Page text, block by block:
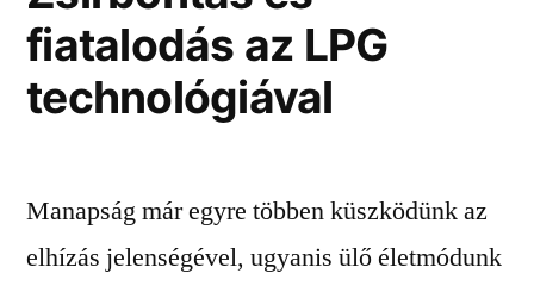
fiatalodás az LPG
technológiával
Manapság már egyre többen küszködünk az
elhízás jelenségével, ugyanis ülő életmódunk